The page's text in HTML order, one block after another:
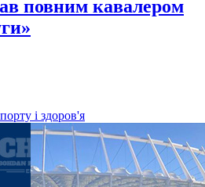
повним кавалером
і здоров'я